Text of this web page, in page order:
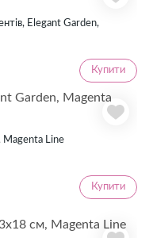
Elegant Garden,
Купити
Magenta Line
Купити